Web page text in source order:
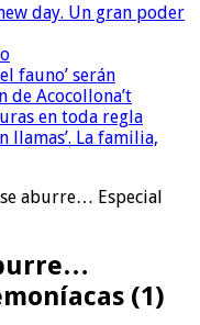
day. Un gran poder
fauno’ serán
de Acocollona’t
en toda regla
llamas’. La familia,
aburre… Especial
(1)